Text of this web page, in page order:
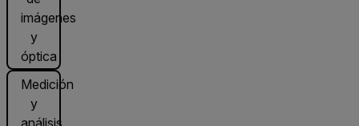
imágenes
y
óptica
Medición
y
análisis